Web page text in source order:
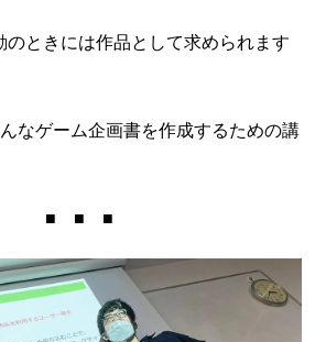
のときには作品として求められます
んなゲーム企画書を作成するための講
■ ■ ■